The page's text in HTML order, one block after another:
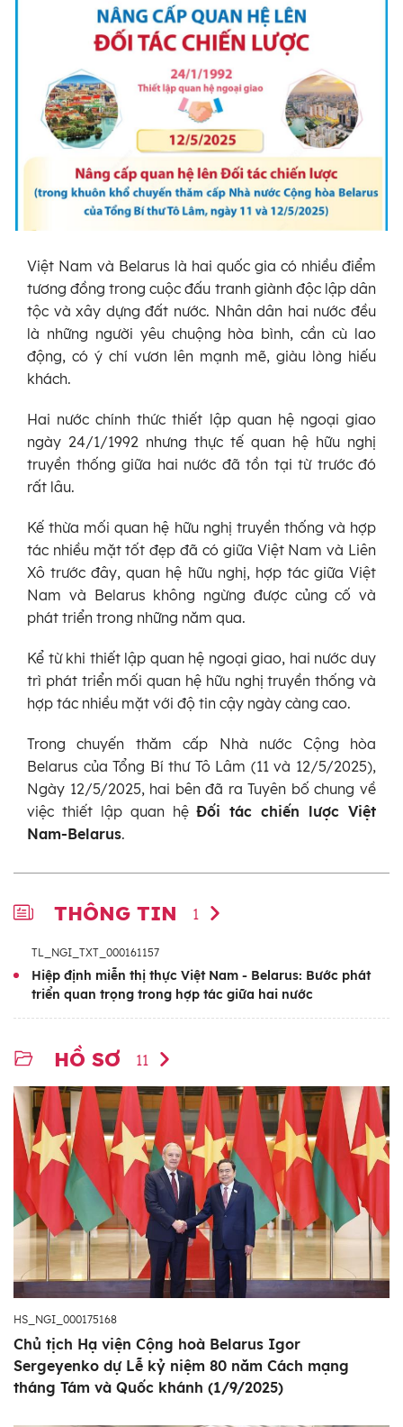
Việt Nam và Belarus là hai quốc gia có nhiều điểm
tương đồng trong cuộc đấu tranh giành độc lập dân
tộc và xây dựng đất nước. Nhân dân hai nước đều
là những người yêu chuộng hòa bình, cần cù lao
động, có ý chí vươn lên mạnh mẽ, giàu lòng hiếu
khách.
Hai nước chính thức thiết lập quan hệ ngoại giao
ngày 24/1/1992 nhưng thực tế quan hệ hữu nghị
truyền thống giữa hai nước đã tồn tại từ trước đó
rất lâu.
Kế thừa mối quan hệ hữu nghị truyền thống và hợp
tác nhiều mặt tốt đẹp đã có giữa Việt Nam và Liên
Xô trước đây, quan hệ hữu nghị, hợp tác giữa Việt
Nam và Belarus không ngừng được củng cố và
phát triển trong những năm qua.
Kể từ khi thiết lập quan hệ ngoại giao, hai nước duy
trì phát triển mối quan hệ hữu nghị truyền thống và
hợp tác nhiều mặt với độ tin cậy ngày càng cao.
Trong chuyến thăm cấp Nhà nước Cộng hòa
Belarus của Tổng Bí thư Tô Lâm (11 và 12/5/2025),
Ngày 12/5/2025, hai bên đã ra Tuyên bố chung về
việc thiết lập quan hệĐối tác chiến lược Việt
Nam-Belarus.
THÔNG TIN 1
TL_NGI_TXT_000161157
Hiệp định miễn thị thực Việt Nam - Belarus: Bước phát
triển quan trọng trong hợp tác giữa hai nước
HỒ SƠ 11
HS_NGI_000175168
Chủ tịch Hạ viện Cộng hoà Belarus Igor
Sergeyenko dự Lễ kỷ niệm 80 năm Cách mạng
tháng Tám và Quốc khánh (1/9/2025)